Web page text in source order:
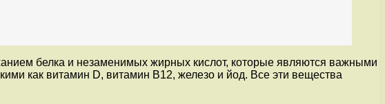
белка и незаменимых жирных кислот, которые являются важными
как витамин D, витамин В12, железо и йод. Все эти вещества